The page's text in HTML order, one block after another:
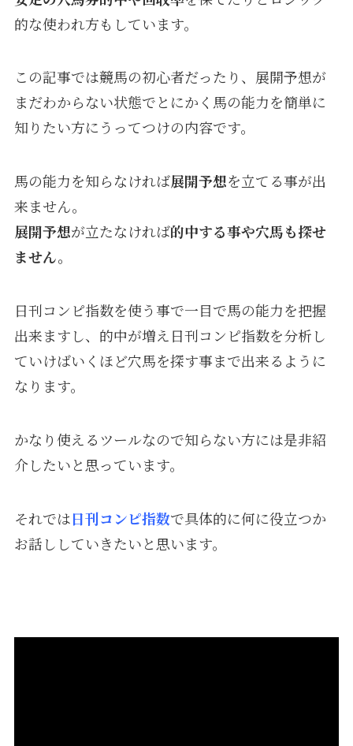
的な使われ方もしています。
この記事では競馬の初心者だったり、展開予想が
まだわからない状態でとにかく馬の能力を簡単に
知りたい方にうってつけの内容です。
馬の能力を知らなければ展開予想を立てる事が出
来ません。
展開予想が立たなければ的中する事や穴馬も探せ
ません。
日刊コンピ指数を使う事で一目で馬の能力を把握
出来ますし、的中が増え日刊コンピ指数を分析し
ていけばいくほど穴馬を探す事まで出来るように
なります。
かなり使えるツールなので知らない方には是非紹
介したいと思っています。
それでは日刊コンピ指数で具体的に何に役立つか
お話ししていきたいと思います。